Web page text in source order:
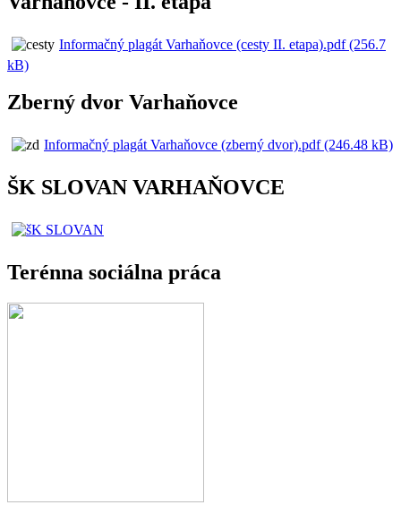
Informačný plagát Varhaňovce (cesty II. etapa).pdf (256.7
kB)
Zberný dvor Varhaňovce
Informačný plagát Varhaňovce (zberný dvor).pdf (246.48 kB)
ŠK SLOVAN VARHAŇOVCE
Terénna sociálna práca